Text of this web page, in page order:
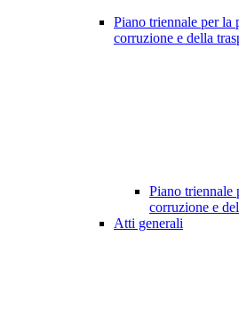
Piano triennale per la
corruzione e della
Piano triennale
corruzione e
Atti generali